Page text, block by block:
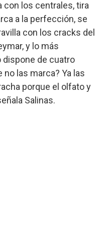
con los centrales, tira
a la perfección, se
con los cracks del
y lo más
dispone de cuatro
las marca? Ya las
porque el olfato y
Salinas.